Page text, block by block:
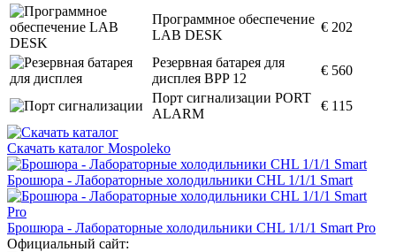
Программное обеспечение
LAB DESK
€ 202
Резервная батарея для
дисплея BPP 12
€ 560
Порт сигнализации PORT
ALARM
€ 115
Скачать каталог Mospoleko
Брошюра - Лабораторные холодильники CHL 1/1/1 Smart
Брошюра - Лабораторные холодильники CHL 1/1/1 Smart Pro
Официальный сайт: